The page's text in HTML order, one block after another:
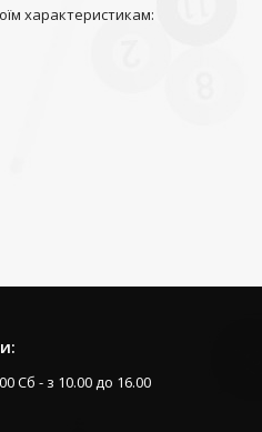
характеристикам:
Сб - з 10.00 до 16.00